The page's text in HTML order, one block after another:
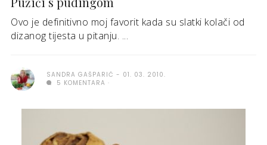
Ovo je definitivno moj favorit kada su slatki kolači od
dizanog tijesta u pitanju. ...
SANDRA GAŠPARIĆ
01. 03. 2010.
5 KOMENTARA